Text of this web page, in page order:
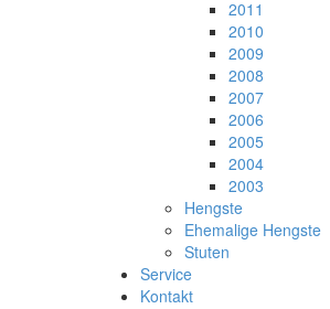
2011
2010
2009
2008
2007
2006
2005
2004
2003
Hengste
Ehemalige Hengste
Stuten
Service
Kontakt